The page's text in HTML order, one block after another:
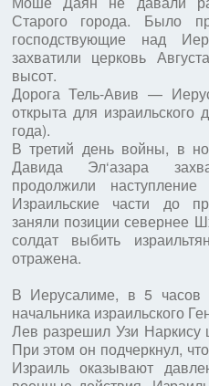
Старого города. Было
господствующие над
захватили церковь
высот.
Дорога Тель-Авив —
открыта для
года).
В третий день войны, в
Давида Эл‘азара
продолжили
Израильские части до
заняли позиции севернее
солдат выбить
отражена.
В Иерусалиме, в 5 часов
начальника израильского
Лев разрешил Узи Наркису
При этом он подчеркнул,
Израиль оказывают